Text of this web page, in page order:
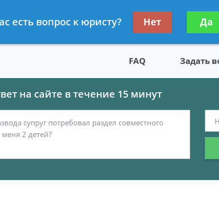
праву
Получите
FAQ Задать
на сайте в течение 15 минут
есть вопрос к юристу? Нет Да